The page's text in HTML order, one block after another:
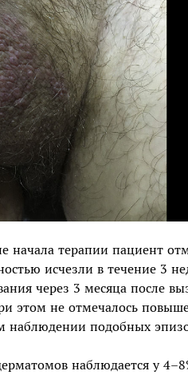
начала терапии пациент
исчезли в течение 3
через 3 месяца после
этом не отмечалось
наблюдении подобных
наблюдается у